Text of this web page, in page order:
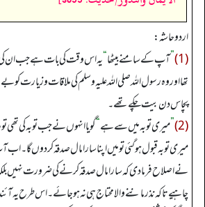
اردو حاشہ:
(1)
”آپ کے سامنے بیٹھا“یہ اس وقت کی بات ہے جب ان کی
تھا اور وہ رسول اللہ صلی اللہ علیہ وسلم کی ملاقات وزیارت
پچاس دن بیت چکے تھے۔
(2)
”میری توبہ میں سے ہے“گویا انہوں نے جب توبہ کی تھی تو
میری توبہ قبول ہوگئی تو میں اپنا سارا مال صدقہ کردوں گا۔
نے اصلاح فرما دی کہ سارا مال صدقہ کرنے کی ضرورت نہیں
چاہیے تاکہ نذر ماننے والا محتاج ہی نہ ہوجائے۔ اس طرح یہ